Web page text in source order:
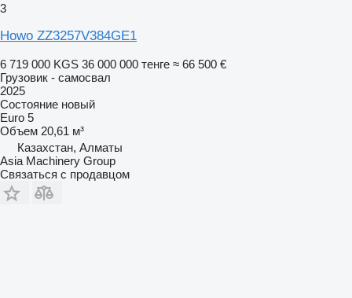
3
Howo ZZ3257V384GE1
6 719 000 KGS 36 000 000 тенге ≈ 66 500 €
Грузовик - самосвал
2025
Состояние новый
Euro 5
Объем 20,61 м³
Казахстан, Алматы
Asia Machinery Group
Связаться с продавцом